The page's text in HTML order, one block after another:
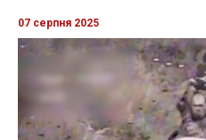
07 серпня 2025